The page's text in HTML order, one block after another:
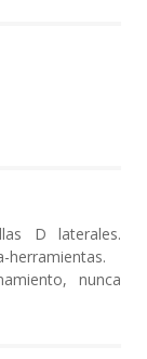
D laterales.
herramientas.
nunca